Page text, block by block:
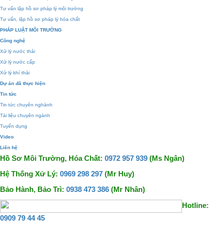
Tư vấn lập hồ sơ pháp lý môi trường
Tư vấn, lập hồ sơ pháp lý hóa chất
PHÁP LUẬT MÔI TRƯỜNG
Công nghệ
Xử lý nước thải
Xử lý nước cấp
Xử lý khí thải
Dự án đã thực hiện
Tin tức
Tin tức chuyên nghành
Tài liệu chuyên ngành
Tuyển dụng
Video
Liên hệ
Hồ Sơ Môi Trường, Hóa Chất: 0972 957 939 (Ms Ngân)
Hệ Thống Xử Lý: 0969 298 297 (Mr Huy)
Bảo Hành, Bảo Trì: 0938 473 386 (Mr Nhân)
Hotline:
0909 79 44 45